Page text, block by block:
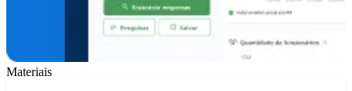
Materiais